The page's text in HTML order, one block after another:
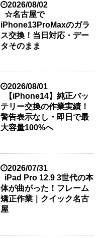
2026/08/02
☆名古屋で
iPhone13ProMaxのガラ
ス交換！当日対応・デー
タそのまま
2026/08/01
【iPhone14】純正バッ
テリー交換の作業実績！
警告表示なし・即日で最
大容量100%へ
2026/07/31
iPad Pro 12.9 3世代の本
体が曲がった！フレーム
矯正作業｜クイック名古
屋